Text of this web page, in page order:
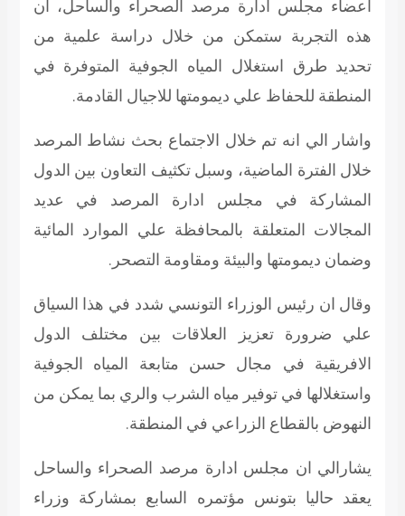
اعضاء مجلس ادارة مرصد الصحراء والساحل، ان
هذه التجربة ستمكن من خلال دراسة علمية من
تحديد طرق استغلال المياه الجوفية المتوفرة في
المنطقة للحفاظ علي ديمومتها للاجيال القادمة.
واشار الي انه تم خلال الاجتماع بحث نشاط المرصد
خلال الفترة الماضية، وسبل تكثيف التعاون بين الدول
المشاركة في مجلس ادارة المرصد في عديد
المجالات المتعلقة بالمحافظة علي الموارد المائية
وضمان ديمومتها والبيئة ومقاومة التصحر.
وقال ان رئيس الوزراء التونسي شدد في هذا السياق
علي ضرورة تعزيز العلاقات بين مختلف الدول
الافريقية في مجال حسن متابعة المياه الجوفية
واستغلالها في توفير مياه الشرب والري بما يمكن من
النهوض بالقطاع الزراعي في المنطقة.
يشارالي ان مجلس ادارة مرصد الصحراء والساحل
يعقد حاليا بتونس مؤتمره السابع بمشاركة وزراء